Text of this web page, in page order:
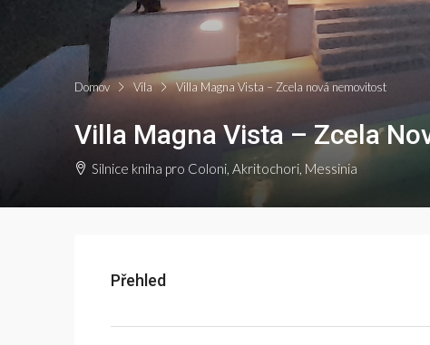
Domov Vila Villa Magna Vista – Zcela nová nemovitost
Villa Magna Vista – Zcela
Silnice kniha pro Coloni, Akritochori, Messinia
Přehled